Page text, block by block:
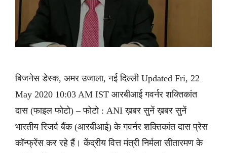
बिजनेस डेस्क, अमर उजाला, नई दिल्ली Updated Fri, 22
May 2020 10:03 AM IST आरबीआई गवर्नर शक्तिकांत
दास (फाइल फोटो) – फोटो : ANI ख़बर सुनें ख़बर सुनें
भारतीय रिजर्व बैंक (आरबीआई) के गवर्नर शक्तिकांत दास प्रेस
कॉन्फ्रेंस कर रहे हैं। केंद्रीय वित्त मंत्री निर्मला सीतारमण के